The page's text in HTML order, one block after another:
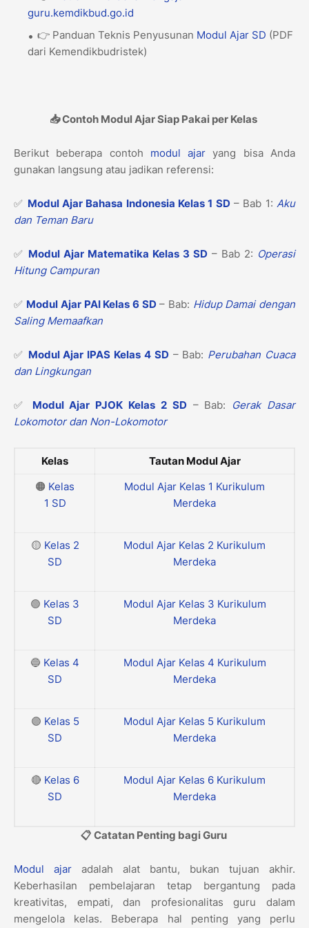
guru.kemdikbud.go.id
👉 Panduan Teknis Penyusunan Modul Ajar SD (PDF
dari Kemendikbudristek)
📥 Contoh Modul Ajar Siap Pakai per Kelas
Berikut beberapa contoh modul ajar yang bisa Anda
gunakan langsung atau jadikan referensi:
✅ Modul Ajar Bahasa Indonesia Kelas 1 SD– Bab 1:Aku
dan Teman Baru
✅ Modul Ajar Matematika Kelas 3 SD – Bab 2: Operasi
Hitung Campuran
✅ Modul Ajar PAI Kelas 6 SD– Bab: Hidup Damai dengan
Saling Memaafkan
✅ Modul Ajar IPAS Kelas 4 SD– Bab: Perubahan Cuaca
dan Lingkungan
✅ Modul Ajar PJOK Kelas 2 SD– Bab: Gerak Dasar
Lokomotor dan Non-Lokomotor
Kelas
Tautan Modul Ajar
🟠 Kelas
1 SD
Modul Ajar Kelas 1 Kurikulum
Merdeka
🟡 Kelas 2
SD
Modul Ajar Kelas 2 Kurikulum
Merdeka
🟢 Kelas 3
SD
Modul Ajar Kelas 3 Kurikulum
Merdeka
🔵 Kelas 4
SD
Modul Ajar Kelas 4 Kurikulum
Merdeka
🟣 Kelas 5
SD
Modul Ajar Kelas 5 Kurikulum
Merdeka
🔴 Kelas 6
SD
Modul Ajar Kelas 6 Kurikulum
Merdeka
📋 Catatan Penting bagi Guru
Modul ajar adalah alat bantu, bukan tujuan akhir.
Keberhasilan pembelajaran tetap bergantung pada
kreativitas, empati, dan profesionalitas guru dalam
mengelola kelas. Beberapa hal penting yang perlu